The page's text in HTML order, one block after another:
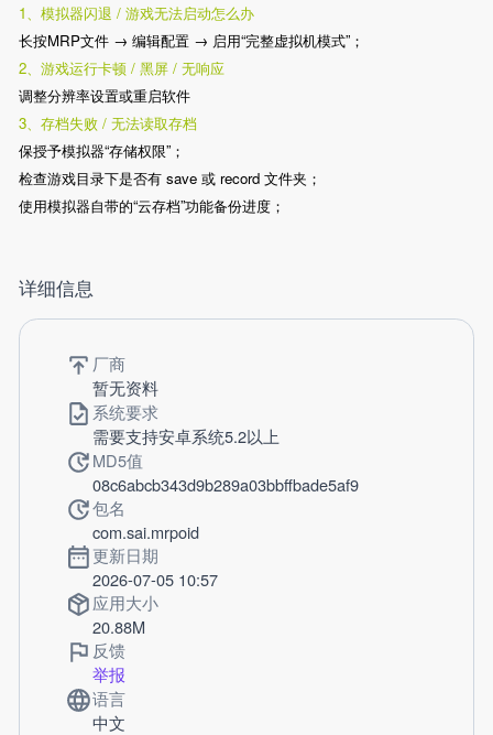
1、模拟器闪退 / 游戏无法启动怎么办
长按MRP文件 → 编辑配置 → 启用“完整虚拟机模式”；
2、游戏运行卡顿 / 黑屏 / 无响应
调整分辨率设置或重启软件
3、存档失败 / 无法读取存档
保授予模拟器“存储权限”；
检查游戏目录下是否有 save 或 record 文件夹；
使用模拟器自带的“云存档”功能备份进度；
详细信息
厂商
暂无资料
系统要求
需要支持安卓系统5.2以上
MD5值
08c6abcb343d9b289a03bbffbade5af9
包名
com.sai.mrpoid
更新日期
2026-07-05 10:57
应用大小
20.88M
反馈
举报
语言
中文